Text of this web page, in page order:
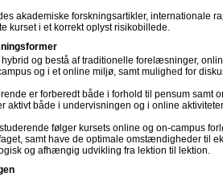
akademiske forskningsartikler, internationale
kurset i et korrekt oplyst risikobillede.
og bestå af traditionelle forelæsninger,
og i et online miljø, samt mulighed for
er forberedt både i forhold til pensum samt
aktivt både i undervisningen og i online
følger kursets online og on-campus
samt have de optimale omstændigheder til
og afhængig udvikling fra lektion til lektion.